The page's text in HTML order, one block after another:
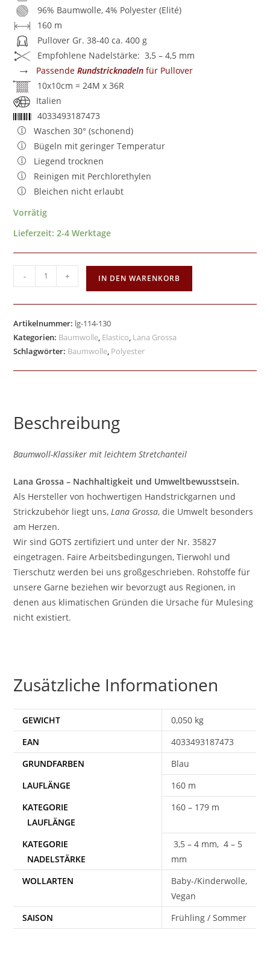
96% Baumwolle, 4% Polyester (Elité)
160 m
Pullover Gr. 38-40 ca. 400 g
Empfohlene Nadelstärke: 3,5 – 4,5 mm
→ PassendeRundstricknadeln für Pullover
10x10cm = 24M x 36R
Italien
4033493187473
Waschen 30° (schonend)
Bügeln mit geringer Temperatur
Liegend trocknen
Reinigen mit Perchlorethylen
Bleichen nicht erlaubt
Vorrätig
Lieferzeit:2-4 Werktage
- + IN DEN WARENKORB
Artikelnummer: lg-114-130
Kategorien: Baumwolle, Elastico, Lana Grossa
Schlagwörter: Baumwolle, Polyester
Beschreibung
Baumwoll-Klassiker mit leichtem Stretchanteil
Lana Grossa – Nachhaltigkeit und Umweltbewusstsein.
Als Hersteller von hochwertigen Handstrickgarnen und
Strickzubehör liegt uns,Lana Grossa, die Umwelt besonders
am Herzen.
Wir sind GOTS zertifiziert und unter der Nr. 35827
eingetragen. Faire Arbeitsbedingungen, Tierwohl und
Tierschutz werden bei uns großgeschrieben. Rohstoffe für
unsere Garne beziehen wir bevorzugt aus Regionen, in
denen aus klimatischen Gründen die Ursache für Mulesing
nicht existiert.
Zusätzliche Informationen
GEWICHT
0,050 kg
EAN
4033493187473
Blau
160 m
160 – 179 m
3,5 – 4 mm, 4 – 5
mm
WOLLARTEN
Baby-/Kinderwolle,
Vegan
SAISON
Frühling / Sommer